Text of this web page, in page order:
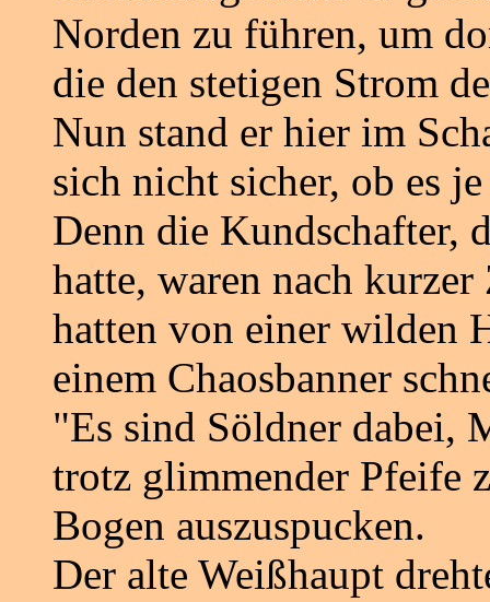
Norden zu führen, um
die den stetigen Strom
Nun stand er hier im
sich nicht sicher, ob es
Denn die Kundschafter,
hatte, waren nach
hatten von einer wilden
einem Chaosbanner
"Es sind Söldner dabei,
trotz glimmender Pfeife
Bogen auszuspucken.
Der alte Weißhaupt